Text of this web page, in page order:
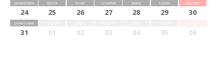
poniedziałek
24
wtorek
25
środa
26
czwartek
27
piątek
28
sobota
29
niedziela
30
poniedziałek
31 01 02 03 04 05 06